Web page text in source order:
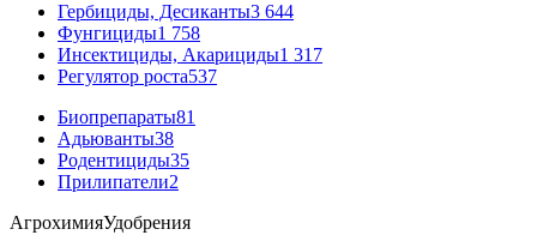
Гербициды, Десиканты3 644
Фунгициды1 758
Инсектициды, Акарициды1 317
Регулятор роста537
Биопрепараты81
Адьюванты38
Родентициды35
Прилипатели2
АгрохимияУдобрения